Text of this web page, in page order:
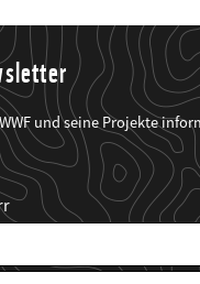
und seine Projekte